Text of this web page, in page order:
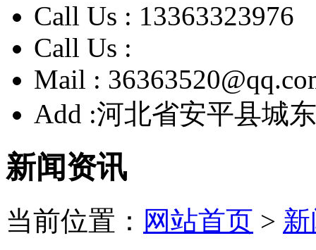
Call Us : 13363323976
Call Us :
Mail :
Add :河北省安平县城
新闻资讯
当前位置： 网站首页 >